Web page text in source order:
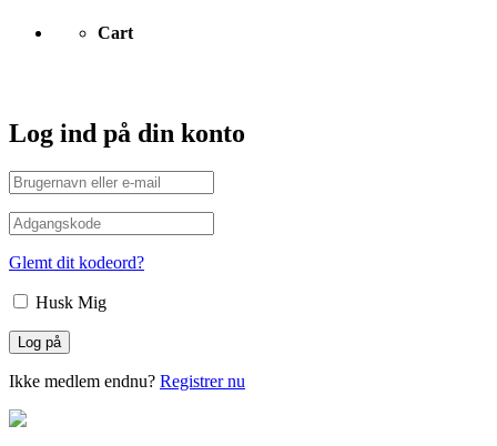
Cart
Log ind på din konto
Glemt dit kodeord?
Husk Mig
Ikke medlem endnu? Registrer nu